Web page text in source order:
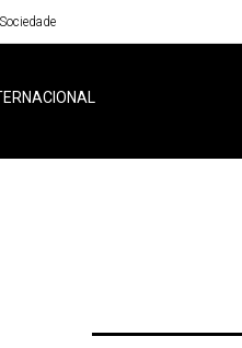
Sociedade